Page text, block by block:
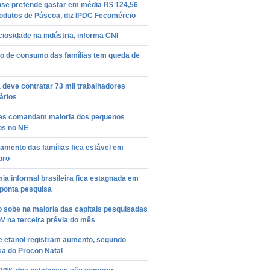
pretende gastar em média R$ 124,56
de Páscoa, diz IPDC Fecomércio
na indústria, informa CNI
de consumo das famílias tem queda de
deve contratar 73 mil trabalhadores
comandam maioria dos pequenos
no NE
das famílias fica estável em
informal brasileira fica estagnada em
pesquisa
sobe na maioria das capitais pesquisadas
na terceira prévia do mês
etanol registram aumento, segundo
do Procon Natal